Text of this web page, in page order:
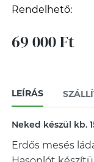
Rendelhető:
69 000 Ft
LEÍRÁS
Neked készül kb.
Erdős mesés